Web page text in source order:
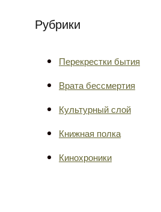
Рубрики
Перекрестки бытия
Врата бессмертия
Культурный слой
Книжная полка
Кинохроники